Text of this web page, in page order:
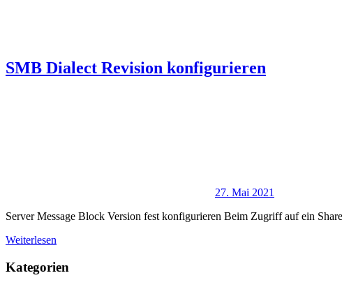
SMB Dialect Revision konfigurieren
27. Mai 2021
Server Message Block Version fest konfigurieren Beim Zugriff auf ein
Weiterlesen
Kategorien